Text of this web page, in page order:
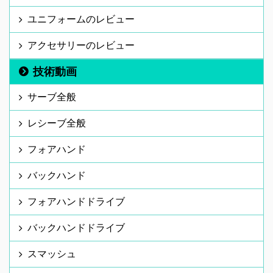
ユニフォームのレビュー
アクセサリーのレビュー
技術動画
サーブ全般
レシーブ全般
フォアハンド
バックハンド
フォアハンドドライブ
バックハンドドライブ
スマッシュ